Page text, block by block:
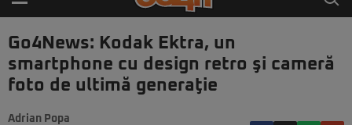
Go4News: Kodak Ektra, un
smartphone cu design retro şi cameră
foto de ultimă generaţie
Adrian Popa